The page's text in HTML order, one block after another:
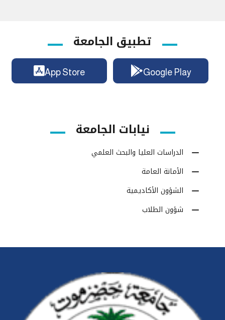
تطبيق الجامعة
Google Play
App Store
نيابات الجامعة
الدراسات العليا والبحث العلمي
الأمانة العامة
الشؤون الأكاديمية
شؤون الطلاب